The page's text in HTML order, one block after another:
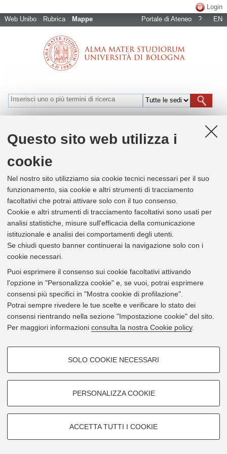
Questo sito web utilizza i
cookie
Nel nostro sito utilizziamo sia cookie tecnici necessari per il suo
funzionamento, sia cookie e altri strumenti di tracciamento
facoltativi che potrai attivare solo con il tuo consenso.
Cookie e altri strumenti di tracciamento facoltativi sono usati per
analisi statistiche, misure sull'efficacia della comunicazione
istituzionale e analisi dei comportamenti degli utenti.
Se chiudi questo banner continuerai la navigazione solo con i
cookie necessari.
Puoi esprimere il consenso sui cookie facoltativi attivando
l'opzione in "Personalizza cookie" e, se vuoi, potrai esprimere
consensi più specifici in "Mostra cookie di profilazione".
Potrai sempre rivedere le tue scelte e verificare lo stato dei
consensi rientrando nella sezione "Impostazione cookie" del sito.
Per maggiori informazioni consulta la nostra Cookie policy.
COOKIE DI PROFILAZIONE -
Si tratta di cookie utilizzati per analizzare le caratteristiche della
navigazione degli utenti, creare profili in base al loro comportamento sul
Mostra cookie di profilazione
COOKIE TECNICI - NECESSARI
SOLO COOKIE NECESSARI
PERSONALIZZA COOKIE
ACCETTA TUTTI I COOKIE
Web Unibo Rubrica Mappe
Login
Portale di Ateneo
? EN
Bologna Ravenna Rimini
Naviga per luoghi
ABESS - Unità professionale Medicina
del lavoro
Info Contatti
Via Pelagio Palagi 9 - 40138 Bologna
Mostra su Google Maps
×
+
−
© 2026 - Università di Bologna -Privacy|Impostazioni Cookie